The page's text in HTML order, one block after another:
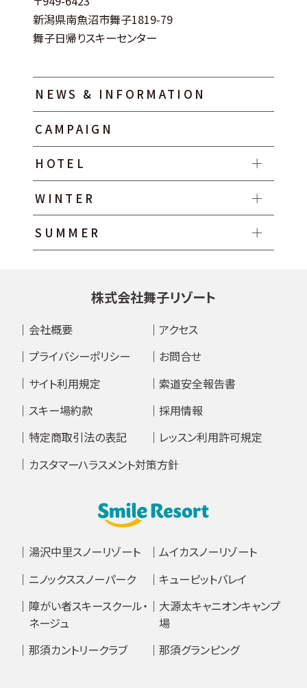
新潟県南魚沼市舞子1819-79
舞子日帰りスキーセンター
NEWS & INFORMATION
CAMPAIGN
HOTEL
WINTER
SUMMER
株式会社舞子リゾート
会社概要
プライバシーポリシー
サイト利用規定
スキー場約款
特定商取引法の表記
レッスン利用許可規定
アクセス
お問合せ
索道安全報告書
採用情報
カスタマーハラスメント対策方針
湯沢中里スノーリゾート
ムイカスノーリゾート
ニノックススノーパーク
キューピットバレイ
障がい者スキースクール・
ネージュ
大源太キャニオンキャンプ
場
那須カントリークラブ
那須グランピング